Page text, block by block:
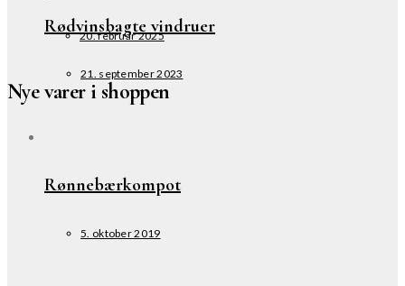
Rødvinsbagte vindruer
21. september 2023
Rønnebærkompot
5. oktober 2019
20. februar 2025
Nye varer i shoppen